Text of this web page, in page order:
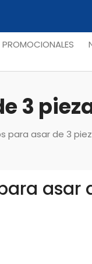
PROMOCIONALES
3
para asar de 3
asar